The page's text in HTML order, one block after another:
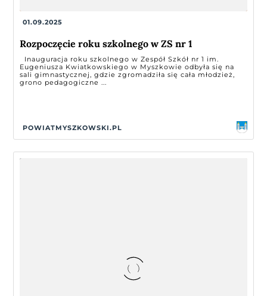
01.09.2025
Rozpoczęcie roku szkolnego w ZS nr 1
Inauguracja roku szkolnego w Zespół Szkół nr 1 im.
Eugeniusza Kwiatkowskiego w Myszkowie odbyła się na
sali gimnastycznej, gdzie zgromadziła się cała młodzież,
grono pedagogiczne ...
POWIATMYSZKOWSKI.PL